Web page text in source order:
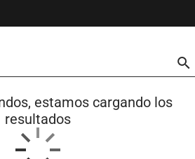
estamos cargando los
resultados